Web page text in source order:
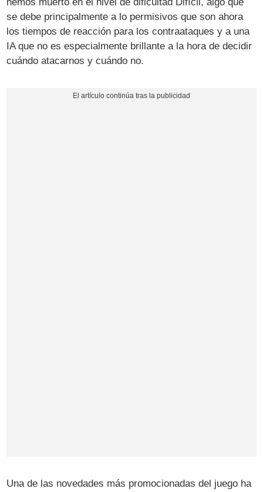
se debe principalmente a lo permisivos que son ahora
los tiempos de reacción para los contraataques y a una
IA que no es especialmente brillante a la hora de decidir
cuándo atacarnos y cuándo no.
Una de las novedades más promocionadas del juego ha